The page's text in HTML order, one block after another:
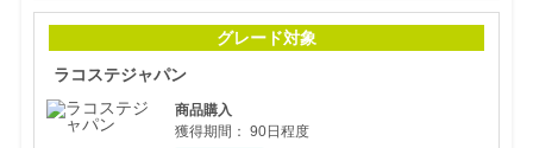
グレード対象
ラコステジャパン
商品購入
獲得期間： 90日程度